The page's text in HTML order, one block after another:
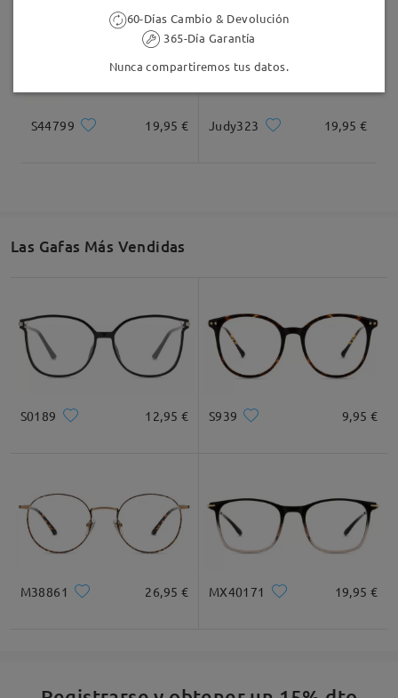
S44799 19,95 € Judy323 19,95 €
Las Gafas Más Vendidas
S0189 12,95 € S939 9,95 €
M38861 26,95 € MX40171 19,95 €
60-Días Cambio & Devolución
365-Día Garantía
Nunca compartiremos tus datos.